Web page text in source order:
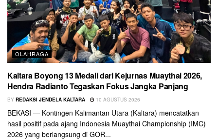
OLAHRAGA
Kaltara Boyong 13 Medali dari Kejurnas Muaythai 2026,
Hendra Radianto Tegaskan Fokus Jangka Panjang
BY REDAKSI JENDELA KALTARA 10 AGUSTUS 2026
BEKASI — Kontingen Kalimantan Utara (Kaltara) mencatatkan
hasil positif pada ajang Indonesia Muaythai Championship (IMC)
2026 yang berlangsung di GOR...